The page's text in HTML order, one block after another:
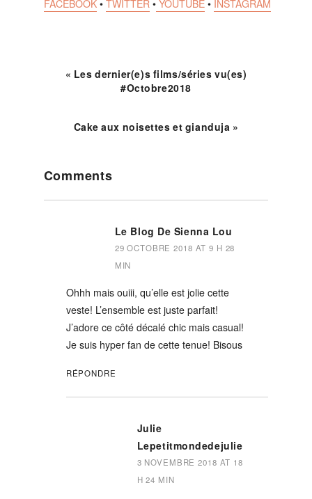
FACEBOOK• TWITTER•YOUTUBE• INSTAGRAM
« Les dernier(e)s films/séries vu(es)
#Octobre2018
Cake aux noisettes et gianduja »
Interactions
Comments
Le Blog De Sienna Lou
29 OCTOBRE 2018 AT 9 H 28
MIN
Ohhh mais ouiii, qu’elle est jolie cette
veste! L’ensemble est juste parfait!
J’adore ce côté décalé chic mais casual!
Je suis hyper fan de cette tenue! Bisous
RÉPONDRE
Julie
Lepetitmondedejulie
3 NOVEMBRE 2018 AT 18
H 24 MIN